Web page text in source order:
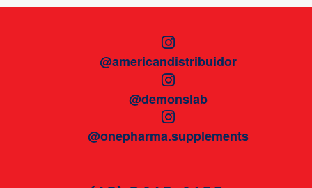
@americandistribuidor
@demonslab
@onepharma.supplements